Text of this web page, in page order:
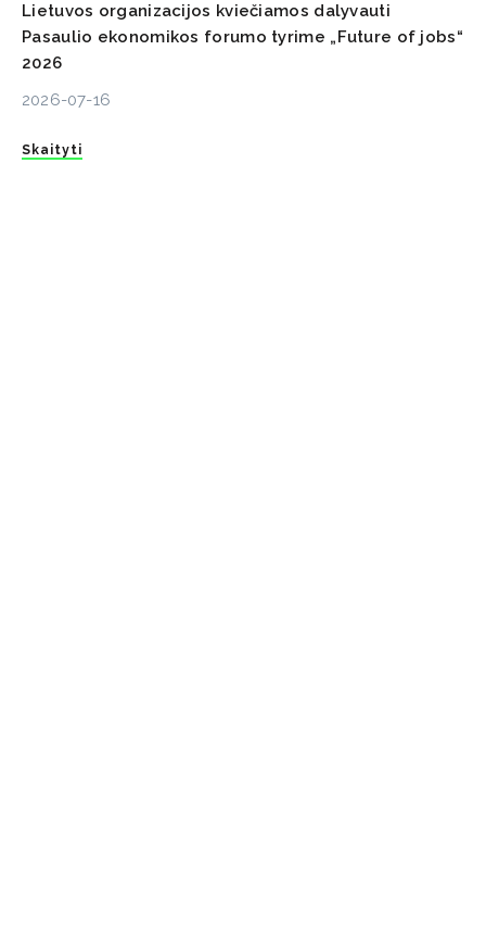
Lietuvos organizacijos kviečiamos dalyvauti
Pasaulio ekonomikos forumo tyrime „Future of jobs“
2026
2026-07-16
Skaityti